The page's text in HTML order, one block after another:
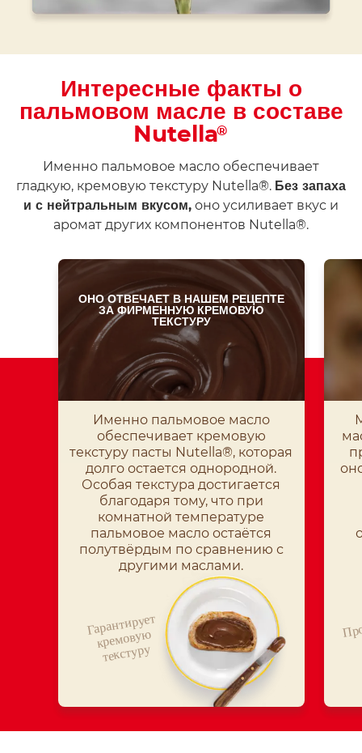
Интересные факты о
пальмовом масле в составе
Nutella®
Именно пальмовое масло обеспечивает
гладкую, кремовую текстуру Nutella®. Без запаха
и с нейтральным вкусом, оно усиливает вкус и
аромат других компонентов Nutella®.
ОНО ОТВЕЧАЕТ В НАШЕМ РЕЦЕПТЕ
ЗА ФИРМЕННУЮ КРЕМОВУЮ
ТЕКСТУРУ
Именно пальмовое масло
обеспечивает кремовую
текстуру пасты Nutella®, которая
долго остается однородной.
Особая текстура достигается
благодаря тому, что при
комнатной температуре
пальмовое масло остаётся
полутвёрдым по сравнению с
другими маслами.
Гарантирует
кремову
ю
текстуру